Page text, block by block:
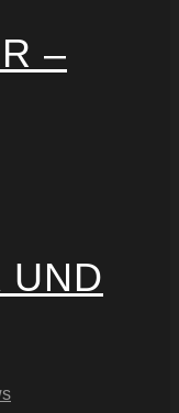
–
UND